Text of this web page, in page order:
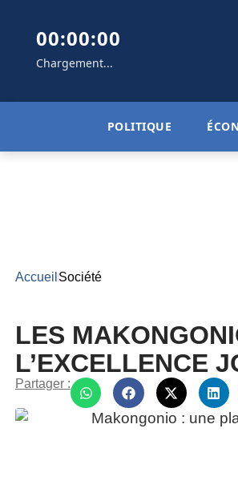
00:00:00
Chargement...
POLITIQUE
Accueil Société
LES
L’EXCELLENCE
Partager :